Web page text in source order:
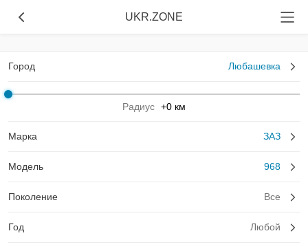
UKR.ZONE
Город Любашевка
Радиус +0 км
Марка ЗАЗ
Модель 968
Поколение Все
Год Любой